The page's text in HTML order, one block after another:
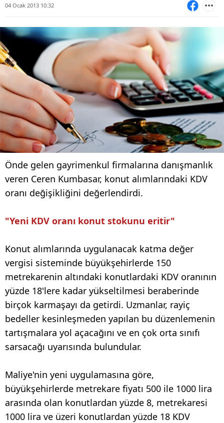
04 Ocak 2013 10:32
Önde gelen gayrimenkul firmalarına danışmanlık
veren Ceren Kumbasar, konut alımlarındaki KDV
oranı değişikliğini değerlendirdi.
"Yeni KDV oranı konut stokunu eritir"
Konut alımlarında uygulanacak katma değer
vergisi sisteminde büyükşehirlerde 150
metrekarenin altındaki konutlardaki KDV oranının
yüzde 18'lere kadar yükseltilmesi beraberinde
birçok karmaşayı da getirdi. Uzmanlar, rayiç
bedeller kesinleşmeden yapılan bu düzenlemenin
tartışmalara yol açacağını ve en çok orta sınıfı
sarsacağı uyarısında bulundular.
Maliye'nin yeni uygulamasına göre,
büyükşehirlerde metrekare fiyatı 500 ile 1000 lira
arasında olan konutlardan yüzde 8, metrekaresi
1000 lira ve üzeri konutlardan yüzde 18 KDV